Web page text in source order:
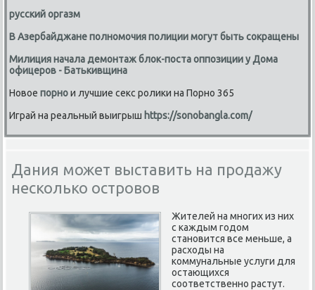
русский оргазм
В Азербайджане полномочия полиции могут быть сокращены
Милиция начала демонтаж блок-поста оппозиции у Дома
офицеров - Батькивщина
Новоепорнои лучшие секс ролики на Порно 365
Играй на реальный выигрыш https://sonobangla.com/
Дания может выставить на продажу
несколько островов
Жителей на многих из них
с каждым годом
становится все меньше, а
расходы на
коммунальные услуги для
остающихся
соответственно растут.